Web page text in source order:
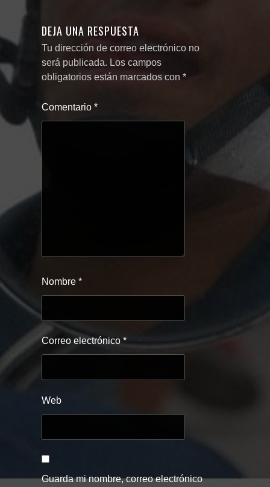
DEJA UNA RESPUESTA
Tu dirección de correo electrónico no
será publicada. Los campos
obligatorios están marcados con *
Comentario *
Nombre *
Correo electrónico *
Web
Guarda mi nombre, correo electrónico